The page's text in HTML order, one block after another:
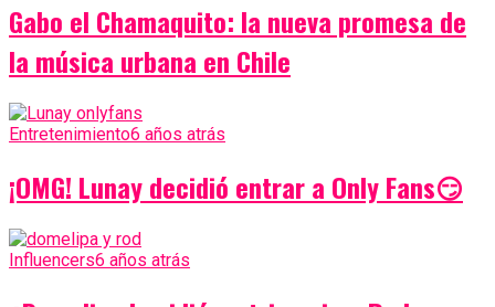
Gabo el Chamaquito: la nueva promesa de
la música urbana en Chile
Entretenimiento6 años atrás
¡OMG! Lunay decidió entrar a Only Fans😏
Influencers6 años atrás